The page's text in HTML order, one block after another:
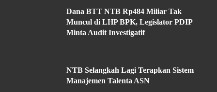
Dana BTT NTB Rp484 Miliar Tak
Muncul di LHP BPK, Legislator PDIP
Minta Audit Investigatif
NTB Selangkah Lagi Terapkan Sistem
Manajemen Talenta ASN